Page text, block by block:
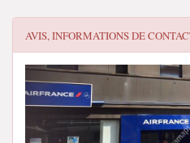
AVIS, INFORMATIONS DE